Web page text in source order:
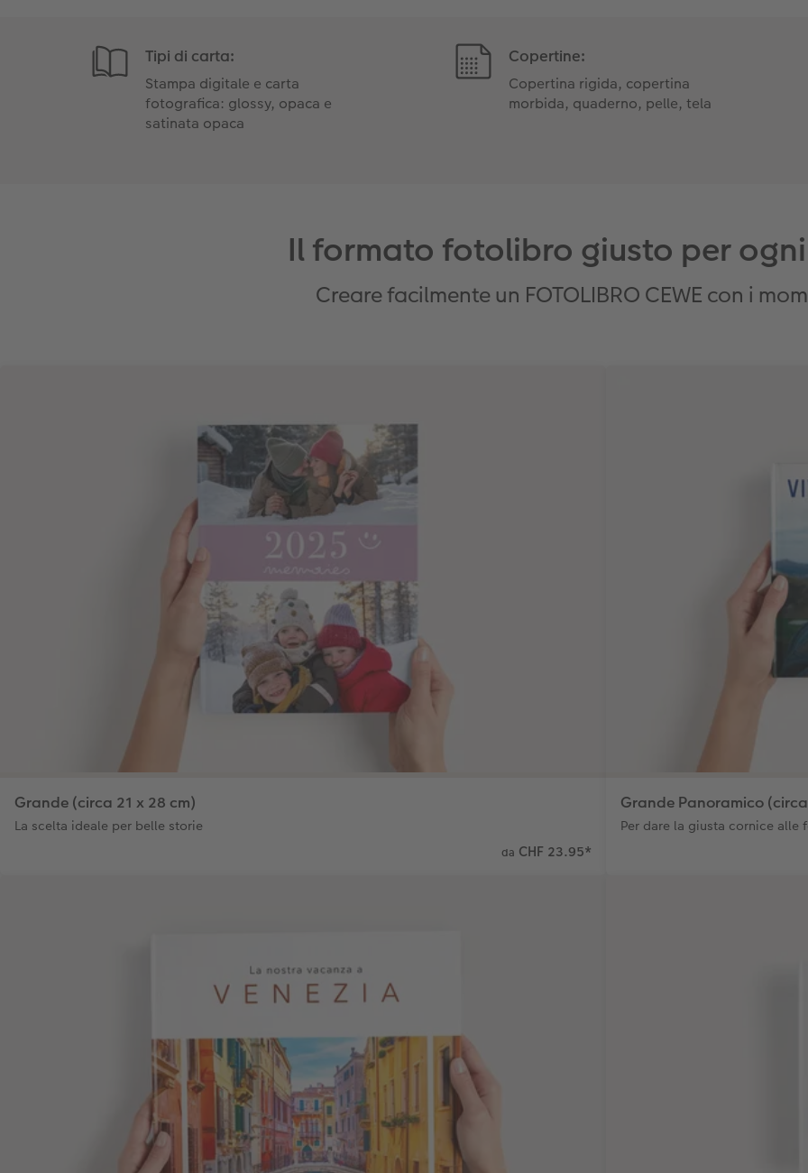
Tipi di carta:
Stampa digitale e carta
fotografica: glossy, opaca e
satinata opaca
Copertine:
Copertina rigida, copertina
morbida, quaderno, pelle, tela
Il formato fotolibro giusto per
Creare facilmente un FOTOLIBRO CEWE con i
Grande (circa 21 x 28 cm)
La scelta ideale per belle storie
da CHF 23.95*
Grande Panoramico
Per dare la giusta cornice